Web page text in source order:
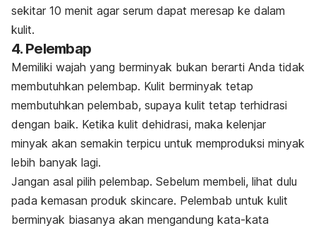
sekitar 10 menit agar serum dapat meresap ke dalam
kulit.
4. Pelembap
Memiliki wajah yang berminyak bukan berarti Anda tidak
membutuhkan pelembap. Kulit berminyak tetap
membutuhkan pelembab, supaya kulit tetap terhidrasi
dengan baik. Ketika kulit dehidrasi, maka kelenjar
minyak akan semakin terpicu untuk memproduksi minyak
lebih banyak lagi.
Jangan asal pilih pelembap. Sebelum membeli, lihat dulu
pada kemasan produk skincare. Pelembab untuk kulit
berminyak biasanya akan mengandung kata-kata